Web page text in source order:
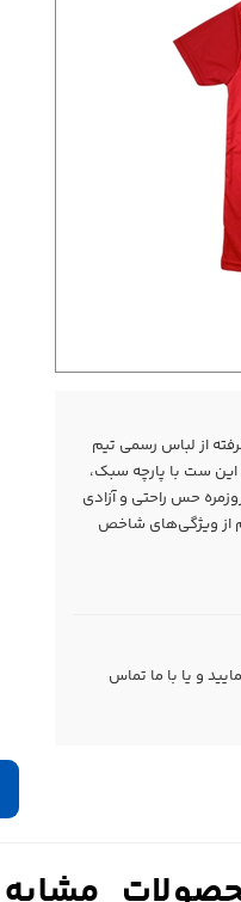
از لباس رسمی تیم
این ست با پارچه سبک،
حس راحتی و آزادی
از ویژگی‌های شاخص
و یا با ما تماس